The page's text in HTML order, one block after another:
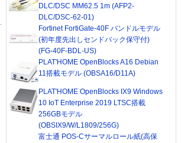
DLC/DSC MM62.5 1m (AFP2-
DLC/DSC-62-01)
Fortinet FortiGate-40F バンドルモデル
(初年度先出しセンドバック保守付)
(FG-40F-BDL-US)
PLAT'HOME OpenBlocks A16 Debian
11搭載モデル (OBSA16/D11A)
PLAT'HOME OpenBlocks IX9 Windows
10 IoT Enterprise 2019 LTSC搭載
256GBモデル
(OBSIX9/W/L1809/256G)
富士通 POS-Cサーマルロール紙(高保